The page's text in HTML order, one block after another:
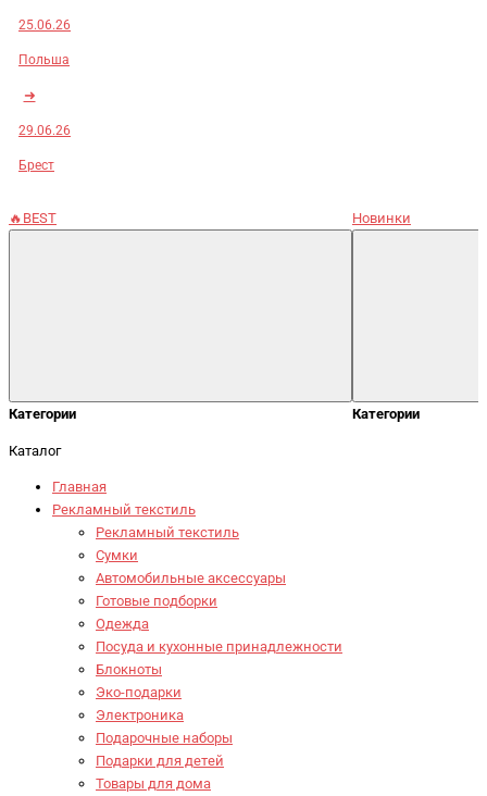
25.06.26
Польша
➜
29.06.26
Брест
🔥BEST
Категории
Новинки
Категории
Каталог
Главная
Рекламный текстиль
Рекламный текстиль
Сумки
Автомобильные аксессуары
Готовые подборки
Одежда
Посуда и кухонные принадлежности
Блокноты
Эко-подарки
Электроника
Подарочные наборы
Подарки для детей
Товары для дома